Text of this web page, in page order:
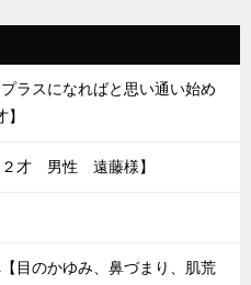
ラスになればと思い通い始め
２才 男性 遠藤様】
目のかゆみ、鼻づまり、肌荒